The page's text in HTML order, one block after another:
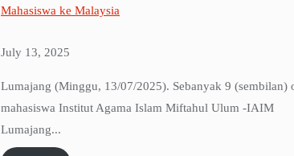
Mahasiswa ke Malaysia
July 13, 2025
Lumajang (Minggu, 13/07/2025). Sebanyak 9 (sembilan)
mahasiswa Institut Agama Islam Miftahul Ulum -IAIM
Lumajang...